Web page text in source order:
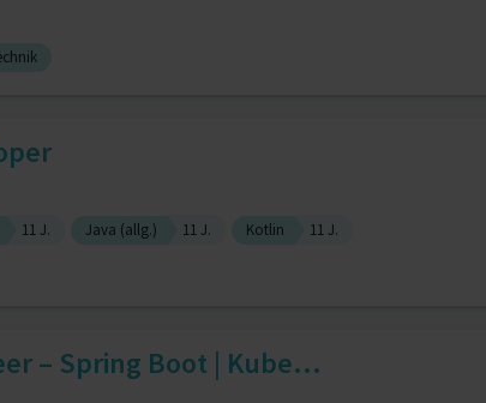
11 J. Java (allg.) 11 J. Kotlin
11 J.
– Spring Boot | Kube...